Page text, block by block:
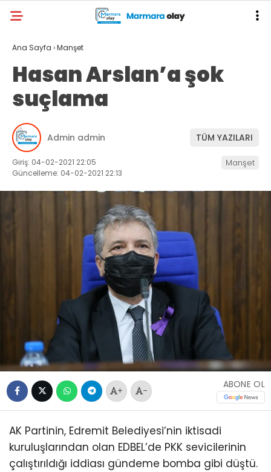
Ana Sayfa ›Manşet
Hasan Arslan’a şok
suçlama
Admin admin TÜM YAZILARI
Giriş: 04-02-2021 22:05
Güncelleme: 04-02-2021 22:13
Manşet
+ -
ABONE OL
AK Partinin, Edremit Belediyesi’nin iktisadi
kuruluşlarından olan EDBEL’de PKK sevicilerinin
çalıştırıldığı iddiası gündeme bomba gibi düştü.